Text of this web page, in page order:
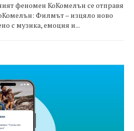
феномен КоКомелън се отправя
Филмът – изцяло ново
с музика, емоция и...